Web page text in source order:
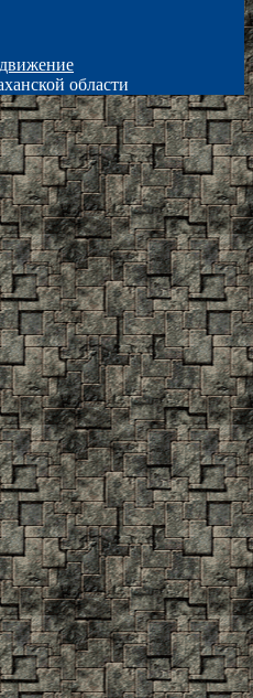
области